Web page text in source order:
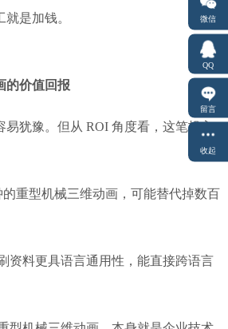
是加钱。
的价值回报
易犹豫。但从 ROI 角度看，这笔投入
的重型机械三维动画，可能替代掉数百
资料更具语言通用性，能直接跨语言
微信
QQ
留言
收起